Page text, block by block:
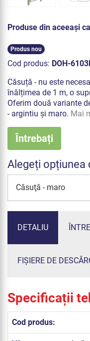
Produse din aceeași
Produs nou
Cod produs: DOH-
Căsuță - nu este
înălțimea de 1 m, o
Oferim două variante
- argintiu și maro. Mai
Întrebați
Alegeți opțiunea
Căsuţă - maro
DETALIU
FIȘIERE DE
Specificații
Cod produs: